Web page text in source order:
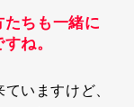
ちも一緒に
ね。
いますけど、